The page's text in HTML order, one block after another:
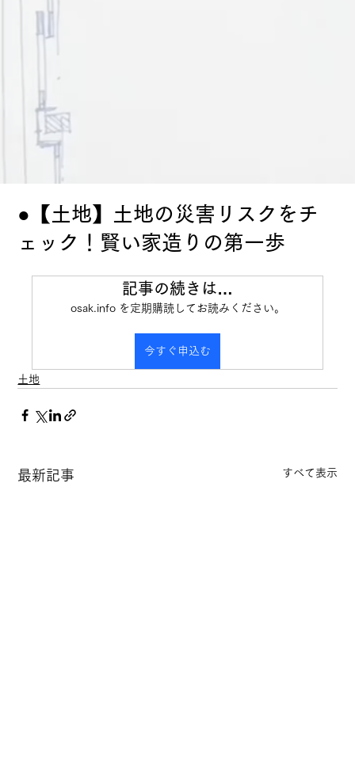
●【土地】土地の災害リスクをチ
ェック！賢い家造りの第一歩
記事の続きは…
osak.info を定期購読してお読みください。
今すぐ申込む
土地
最新記事 すべて表示